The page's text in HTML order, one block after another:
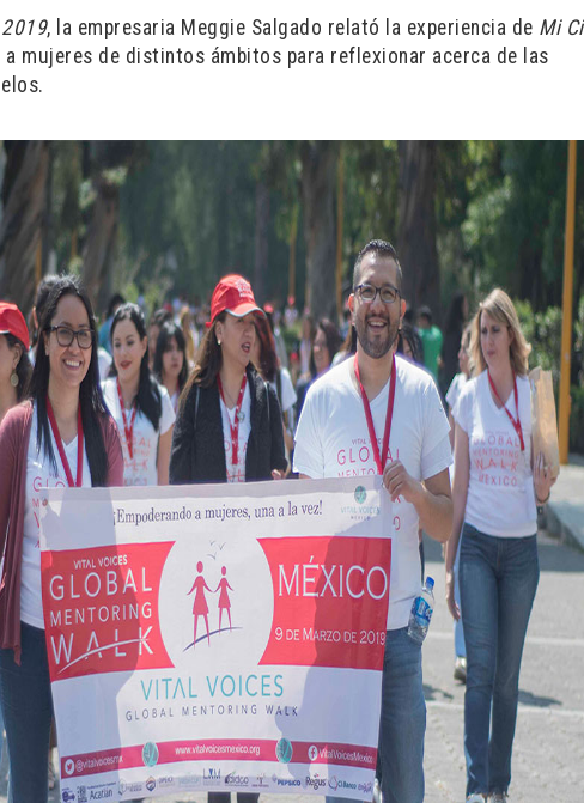
, la empresaria Meggie Salgado relató la experiencia de Mi
mujeres de distintos ámbitos para reflexionar acerca de las